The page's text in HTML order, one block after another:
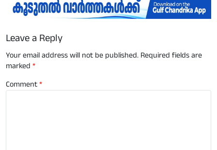
Leave a Reply
Your email address will not be published. Required fields are
marked *
Comment*